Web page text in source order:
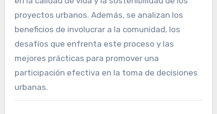
proyectos urbanos. Además, se analizan los
beneficios de involucrar a la comunidad, los
desafíos que enfrenta este proceso y las
mejores prácticas para promover una
participación efectiva en la toma de decisiones
urbanas.